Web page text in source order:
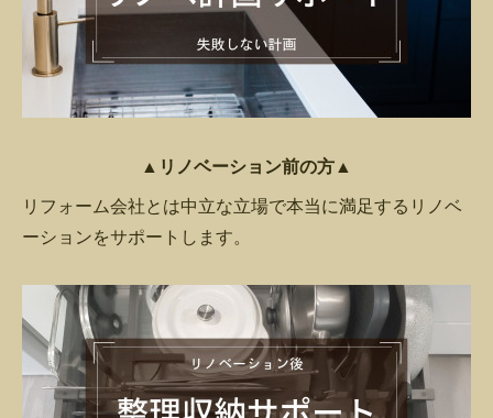
▲リノベーション前の方▲
リフォーム会社とは中立な立場で本当に満足するリノベ
ーションをサポートします。